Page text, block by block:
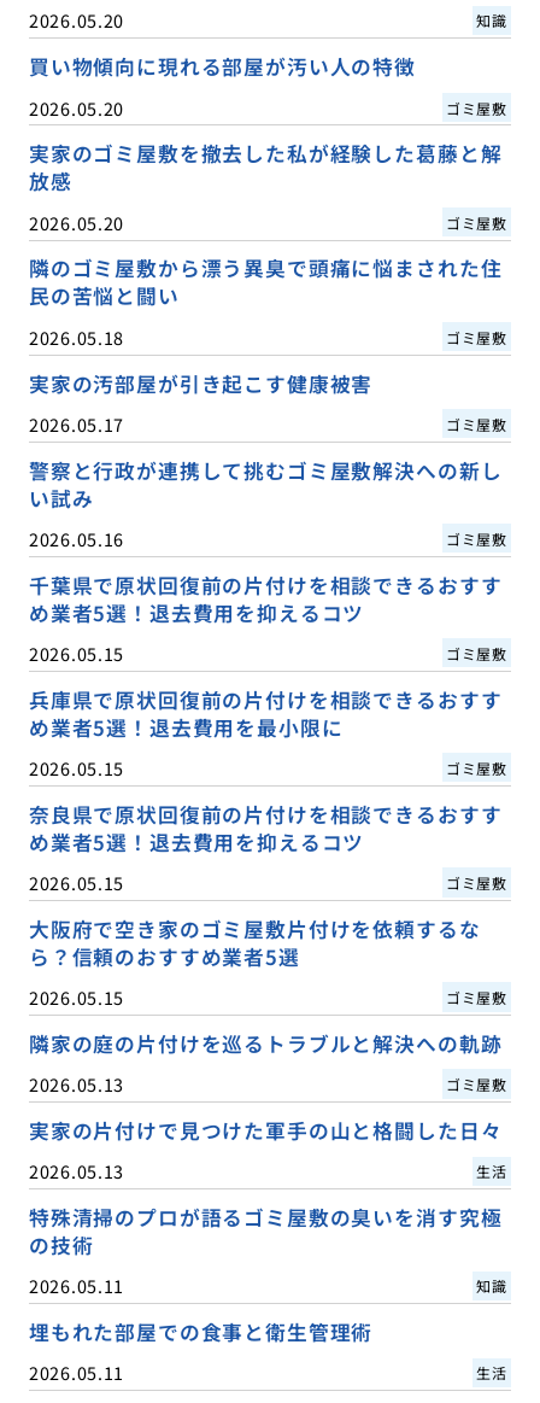
2026.05.20 知識
買い物傾向に現れる部屋が汚い人の特徴
2026.05.20 ゴミ屋敷
実家のゴミ屋敷を撤去した私が経験した葛藤と解
放感
2026.05.20 ゴミ屋敷
隣のゴミ屋敷から漂う異臭で頭痛に悩まされた住
民の苦悩と闘い
2026.05.18 ゴミ屋敷
実家の汚部屋が引き起こす健康被害
2026.05.17 ゴミ屋敷
警察と行政が連携して挑むゴミ屋敷解決への新し
い試み
2026.05.16 ゴミ屋敷
千葉県で原状回復前の片付けを相談できるおすす
め業者5選！退去費用を抑えるコツ
2026.05.15 ゴミ屋敷
兵庫県で原状回復前の片付けを相談できるおすす
め業者5選！退去費用を最小限に
2026.05.15 ゴミ屋敷
奈良県で原状回復前の片付けを相談できるおすす
め業者5選！退去費用を抑えるコツ
2026.05.15 ゴミ屋敷
大阪府で空き家のゴミ屋敷片付けを依頼するな
ら？信頼のおすすめ業者5選
2026.05.15 ゴミ屋敷
隣家の庭の片付けを巡るトラブルと解決への軌跡
2026.05.13 ゴミ屋敷
実家の片付けで見つけた軍手の山と格闘した日々
2026.05.13 生活
特殊清掃のプロが語るゴミ屋敷の臭いを消す究極
の技術
2026.05.11 知識
埋もれた部屋での食事と衛生管理術
2026.05.11 生活